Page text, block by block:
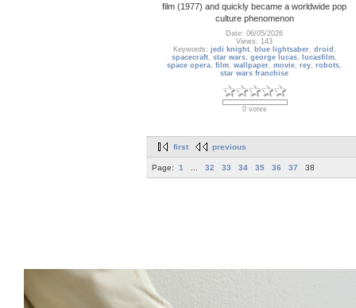
film (1977) and quickly became a worldwide pop
culture phenomenon
Date: 06/05/2026
Views: 143
Keywords: jedi knight, blue lightsaber, droid ,
spacecraft,star wars,george lucas, lucasfilm,
space opera,film,wallpaper,movie,rey,robots,
star wars franchise
0 votes
first previous
Page: 1 32 33 34 35 36 37 38